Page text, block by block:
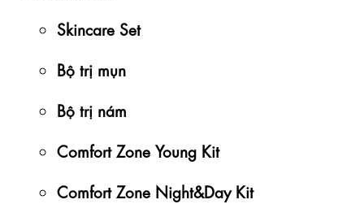
Skincare Set
Bộ trị mụn
Bộ trị nám
Comfort Zone Young Kit
Comfort Zone Night&Day Kit